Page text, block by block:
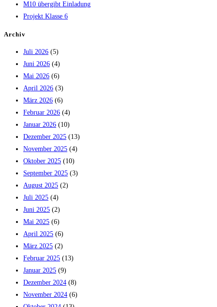
M10 übergibt Einladung
Projekt Klasse 6
Archiv
Juli 2026 (5)
Juni 2026 (4)
Mai 2026 (6)
April 2026 (3)
März 2026 (6)
Februar 2026 (4)
Januar 2026 (10)
Dezember 2025 (13)
November 2025 (4)
Oktober 2025 (10)
September 2025 (3)
August 2025 (2)
Juli 2025 (4)
Juni 2025 (2)
Mai 2025 (6)
April 2025 (6)
März 2025 (2)
Februar 2025 (13)
Januar 2025 (9)
Dezember 2024 (8)
November 2024 (6)